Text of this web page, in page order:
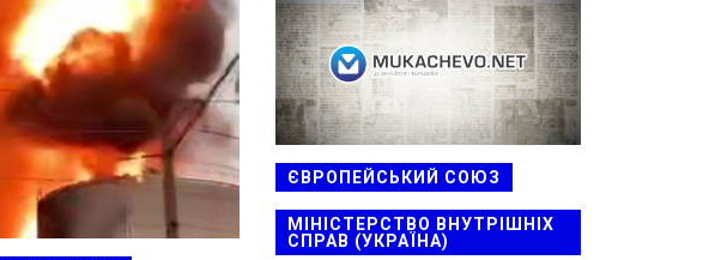
ЄВРОПЕЙСЬКИЙ СОЮЗ
МІНІСТЕРСТВО ВНУТРІШНІХ
СПРАВ (УКРАЇНА)